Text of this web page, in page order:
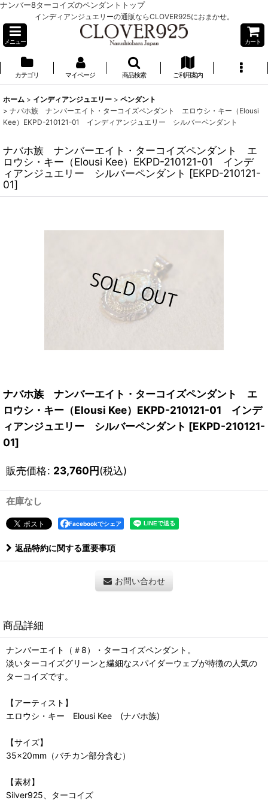
ナンバー8ターコイズのペンダントトップ
インディアンジュエリーの通販ならCLOVER925におまかせ。
メニュー カート
カテゴリ マイページ 商品検索 ご利用案内
ホーム > インディアンジュエリー > ペンダント
> ナバホ族 ナンバーエイト・ターコイズペンダント エロウシ・キー（Elousi
Kee）EKPD-210121-01 インディアンジュエリー シルバーペンダント
ナバホ族 ナンバーエイト・ターコイズペンダント エ
ロウシ・キー（Elousi Kee）EKPD-210121-01 インデ
ィアンジュエリー シルバーペンダント [EKPD-210121-
01]
ナバホ族 ナンバーエイト・ターコイズペンダント エ
ロウシ・キー（Elousi Kee）EKPD-210121-01 インデ
ィアンジュエリー シルバーペンダント [EKPD-210121-
01]
販売価格: 23,760円(税込)
在庫なし
Facebookでシェア
返品特約に関する重要事項
お問い合わせ
商品詳細
ナンバーエイト（＃8）・ターコイズペンダント。
淡いターコイズグリーンと繊細なスパイダーウェブが特徴の人気の
ターコイズです。
【アーティスト】
エロウシ・キー Elousi Kee (ナバホ族)
【サイズ】
35×20mm（バチカン部分含む）
【素材】
Silver925、ターコイズ